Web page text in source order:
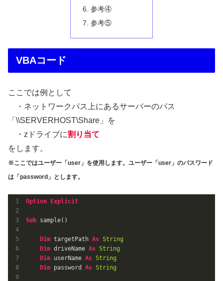
参考④
参考⑤
VBAコード
ここでは例として
・ネットワークパス上にあるサーバーのパス
「\\SERVERHOST\Share」を
・zドライブに割り当て
をします。
※ここではユーザー「user」を使用します。ユーザー「user」のパスワード
は「password」とします。
Option Explicit
Sub sample()
Dim targetPath As String
Dim driveName As String
Dim userName As String
Dim password As String